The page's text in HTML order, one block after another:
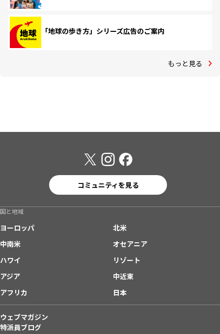
「地球の歩き方」シリーズ広告のご案内
もっと見る
コミュニティを見る
国と地域
ヨーロッパ
北米
中南米
オセアニア
ハワイ
リゾート
アジア
中近東
アフリカ
日本
ウェブマガジン
特派員ブログ